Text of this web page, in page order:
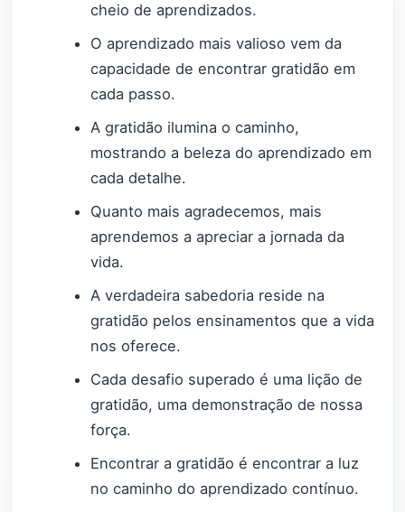
cheio de aprendizados.
O aprendizado mais valioso vem da
capacidade de encontrar gratidão em
cada passo.
A gratidão ilumina o caminho,
mostrando a beleza do aprendizado em
cada detalhe.
Quanto mais agradecemos, mais
aprendemos a apreciar a jornada da
vida.
A verdadeira sabedoria reside na
gratidão pelos ensinamentos que a vida
nos oferece.
Cada desafio superado é uma lição de
gratidão, uma demonstração de nossa
força.
Encontrar a gratidão é encontrar a luz
no caminho do aprendizado contínuo.